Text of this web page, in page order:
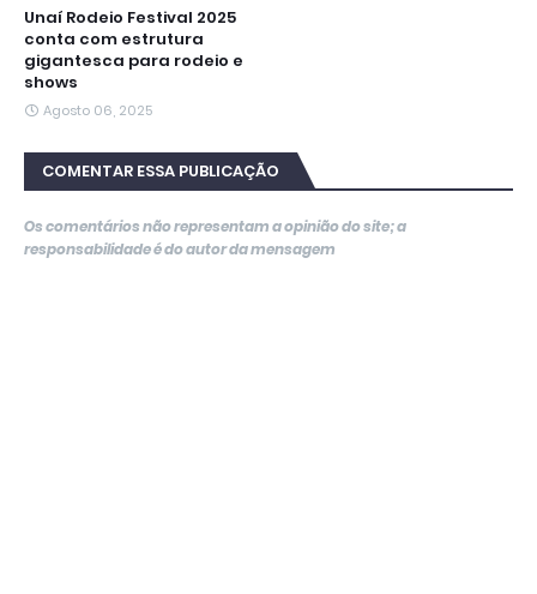
Unaí Rodeio Festival 2025
conta com estrutura
gigantesca para rodeio e
shows
Agosto 06, 2025
COMENTAR ESSA PUBLICAÇÃO
Os comentários não representam a opinião do site; a
responsabilidade é do autor da mensagem